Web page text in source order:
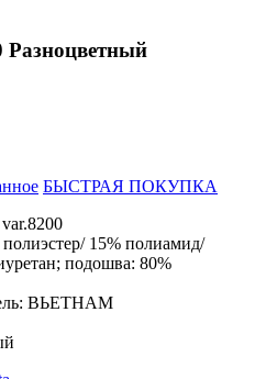
Разноцветный
БЫСТРАЯ ПОКУПКА
15% полиамид/
подошва: 80%
ВЬЕТНАМ